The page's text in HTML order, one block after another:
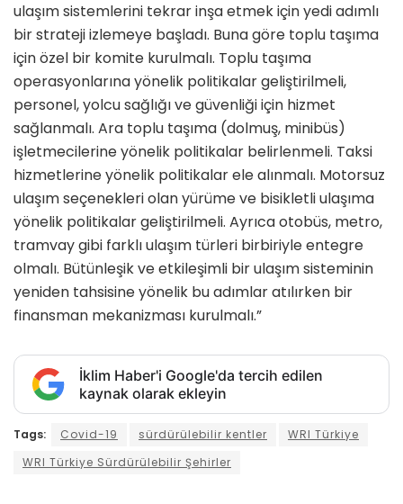
ulaşım sistemlerini tekrar inşa etmek için yedi adımlı
bir strateji izlemeye başladı. Buna göre toplu taşıma
için özel bir komite kurulmalı. Toplu taşıma
operasyonlarına yönelik politikalar geliştirilmeli,
personel, yolcu sağlığı ve güvenliği için hizmet
sağlanmalı. Ara toplu taşıma (dolmuş, minibüs)
işletmecilerine yönelik politikalar belirlenmeli. Taksi
hizmetlerine yönelik politikalar ele alınmalı. Motorsuz
ulaşım seçenekleri olan yürüme ve bisikletli ulaşıma
yönelik politikalar geliştirilmeli. Ayrıca otobüs, metro,
tramvay gibi farklı ulaşım türleri birbiriyle entegre
olmalı. Bütünleşik ve etkileşimli bir ulaşım sisteminin
yeniden tahsisine yönelik bu adımlar atılırken bir
finansman mekanizması kurulmalı.”
İklim Haber'i Google'da tercih edilen
kaynak olarak ekleyin
Tags: Covid-19 sürdürülebilir kentler
WRI Türkiye
WRI Türkiye Sürdürülebilir Şehirler